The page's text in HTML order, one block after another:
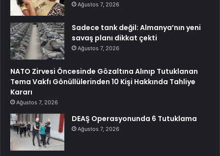
Ağustos 7, 2026
Sadece tank değil: Almanya’nın yeni
savaş planı dikkat çekti
Ağustos 7, 2026
NATO Zirvesi Öncesinde Gözaltına Alınıp Tutuklanan
Tema Vakfı Gönüllülerinden 10 Kişi Hakkında Tahliye
Kararı
Ağustos 7, 2026
DEAŞ Operasyonunda 6 Tutuklama
Ağustos 7, 2026